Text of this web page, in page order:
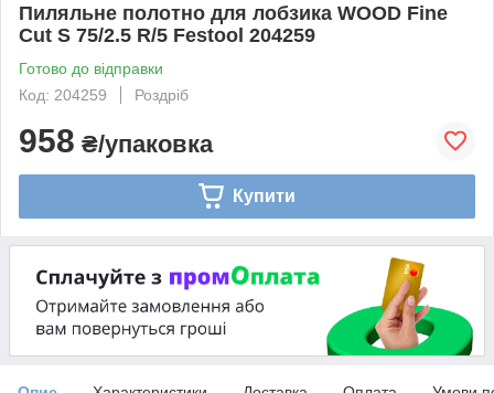
Пиляльне полотно для лобзика WOOD Fine
Cut S 75/2.5 R/5 Festool 204259
Готово до відправки
Код: 204259
Роздріб
958 ₴/упаковка
Купити